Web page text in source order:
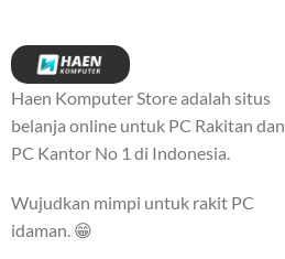
Haen Komputer Store adalah situs
belanja online untuk PC Rakitan dan
PC Kantor No 1 di Indonesia.
Wujudkan mimpi untuk rakit PC
idaman. 😁